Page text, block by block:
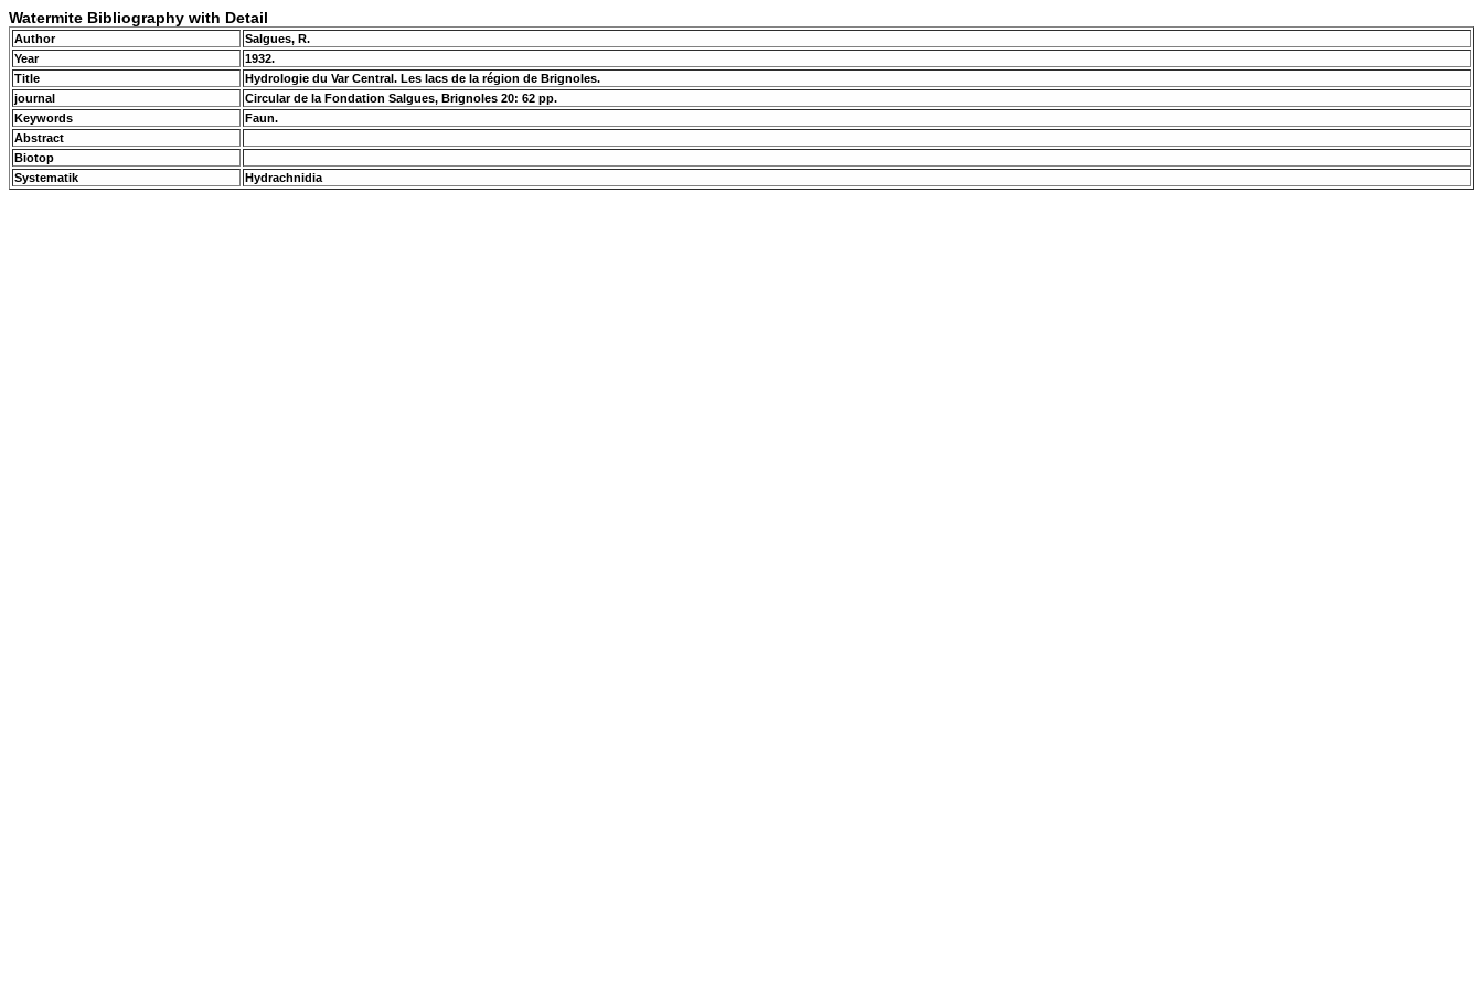
Watermite Bibliography with Detail
Author
Salgues, R.
Year
1932.
Title
Hydrologie du Var Central. Les lacs de la région de Brignoles.
journal
Circular de la Fondation Salgues, Brignoles 20: 62 pp.
Keywords
Faun.
Abstract
Biotop
Systematik
Hydrachnidia